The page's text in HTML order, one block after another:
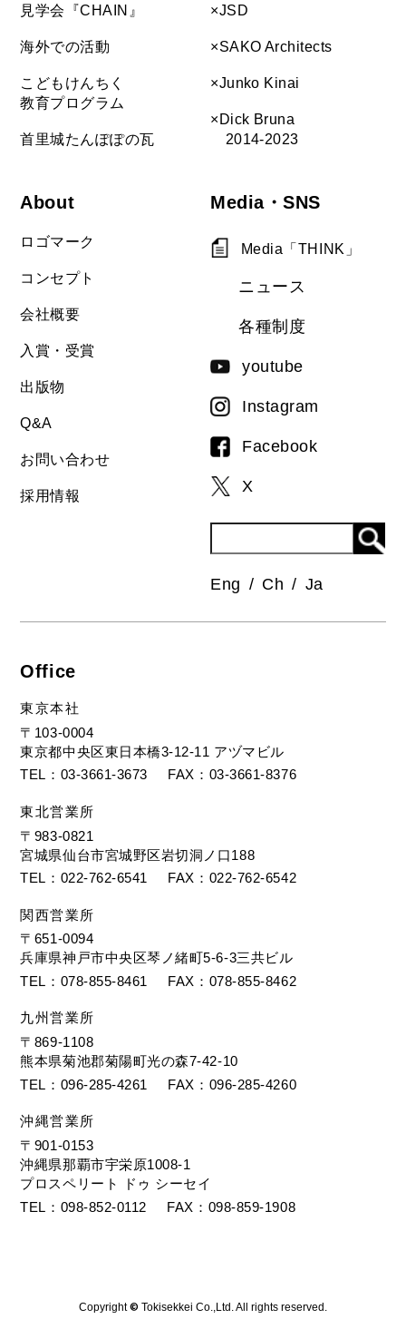
見学会『CHAIN』
海外での活動
こどもけんちく
教育プログラム
首里城たんぽぽの瓦
×JSD
×SAKO Architects
×Junko Kinai
×Dick Bruna
2014-2023
About
ロゴマーク
コンセプト
会社概要
入賞・受賞
出版物
Q&A
お問い合わせ
採用情報
Media・SNS
Media「THINK」
ニュース
各種制度
youtube
Instagram
Facebook
X
Eng Ch Ja
Office
東京本社
〒103-0004
東京都中央区東日本橋3-12-11 アヅマビル
TEL
03-3661-3673 FAX 03-3661-8376
東北営業所
〒983-0821
宮城県仙台市宮城野区岩切洞ノ口188
TEL
022-762-6541 FAX 022-762-6542
関西営業所
〒651-0094
兵庫県神戸市中央区琴ノ緒町5-6-3三共ビル
TEL
078-855-8461 FAX 078-855-8462
九州営業所
〒869-1108
熊本県菊池郡菊陽町光の森7-42-10
TEL
096-285-4261 FAX 096-285-4260
沖縄営業所
〒901-0153
沖縄県那覇市宇栄原1008-1
プロスペリート ドゥ シーセイ
TEL
098-852-0112 FAX 098-859-1908
Copyright© Tokisekkei Co.,Ltd. All rights reserved.